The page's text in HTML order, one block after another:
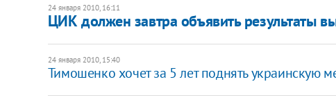
24 января 2010, 16:11
ЦИК должен завтра объявить результаты
24 января 2010, 15:40
Тимошенко хочет за 5 лет поднять украинскую